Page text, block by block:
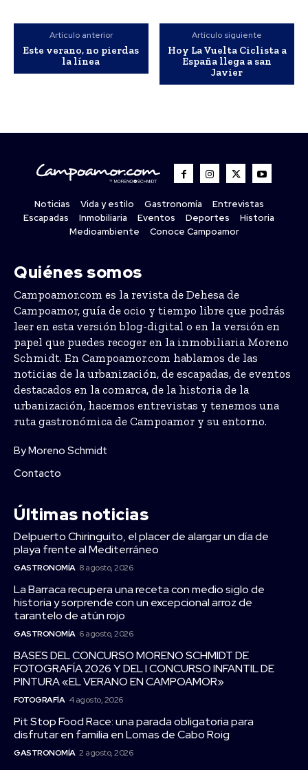
Artículo anterior
Este verano, no pierdas
la línea
Artículo siguiente
Hoy La Vuelta Ciclista a
España llega a san
Javier
Noticias Vida y estilo Gastronomía
Entrevistas
Escapadas
Inmobiliaria Eventos Deportes
Historia
Medioambiente
Conoce Campoamor
Quiénes somos
Campoamor.com es la revista de Dehesa de
Campoamor, guía de ocio y tiempo libre que podrás
leer en esta versión blog-digital o en la versión en
papel que puedes recoger en la inmobiliaria Moreno
Schmidt. En Campoamor.com hablamos de las
noticias de la urbanización, de escapadas, de eventos
destacados en la comarca, de la historia de la
urbanización, hacemos entrevistas y tenemos una
ruta gastronómica de Campoamor y su entorno.
By Moreno Schmidt
Contacto
Últimas noticias
Delpuerto Chiringuito, el placer de alargar un día de
playa frente al Mediterráneo
GASTRONOMÍA 8 agosto, 2026
La Barraca recupera una receta con medio siglo de
historia y sorprende con un excepcional arroz de
tarantelo de atún rojo
GASTRONOMÍA 6 agosto, 2026
BASES DEL CONCURSO MORENO SCHMIDT DE
FOTOGRAFÍA 2026 Y DEL I CONCURSO INFANTIL DE
PINTURA «EL VERANO EN CAMPOAMOR»
FOTOGRAFÍA 4 agosto, 2026
Pit Stop Food Race: una parada obligatoria para
disfrutar en familia en Lomas de Cabo Roig
GASTRONOMÍA 2 agosto, 2026